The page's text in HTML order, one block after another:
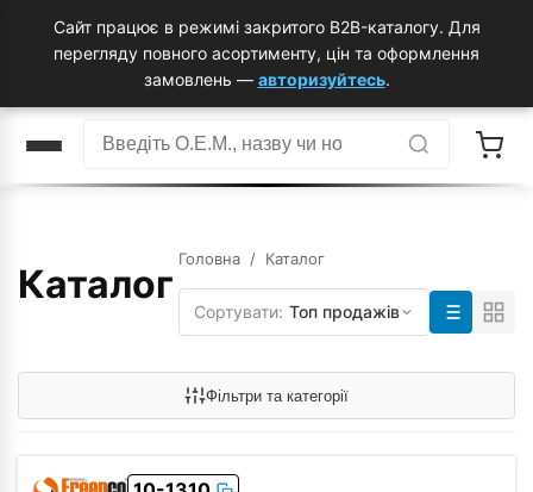
Каталог
Головна / Каталог
Сортувати: Топ продажів
Фільтри та категорії
Сайт працює в режимі закритого B2B-каталогу. Для
перегляду повного асортименту, цін та оформлення
замовлень — авторизуйтесь.